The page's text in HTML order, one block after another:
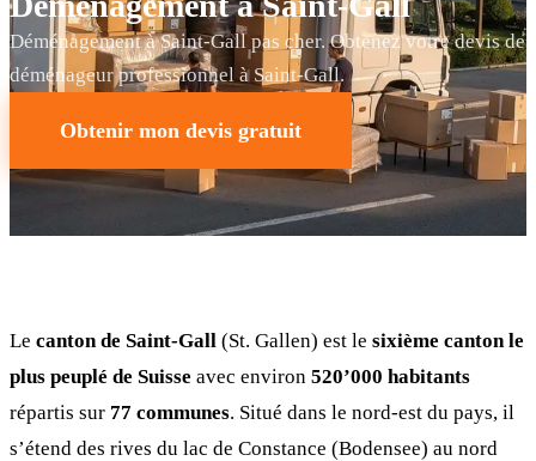
Déménagement à Saint-Gall pas cher. Obtenez votre devis de
déménageur professionnel à Saint-Gall.
Obtenir mon devis gratuit
Le canton de Saint-Gall (St. Gallen) est le sixième canton le
plus peuplé de Suisse avec environ 520’000 habitants
répartis sur 77 communes. Situé dans le nord-est du pays, il
s’étend des rives du lac de Constance (Bodensee) au nord